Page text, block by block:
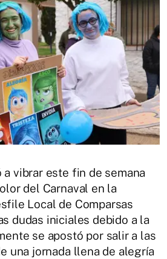
a vibrar este fin de semana
del Carnaval en la
Local de Comparsas
dudas iniciales debido a la
se apostó por salir a las
una jornada llena de alegría